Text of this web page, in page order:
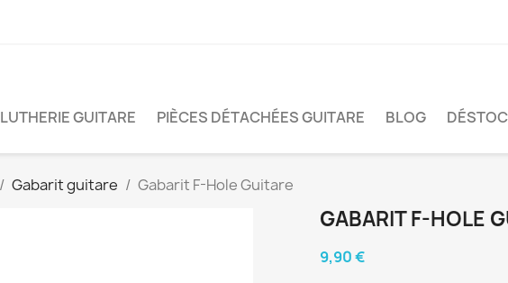
LUTHERIE GUITARE PIÈCES DÉTACHÉES GUITARE BLOG
Gabarit guitare Gabarit F-Hole Guitare
GABARIT F-HOLE
9,90 €